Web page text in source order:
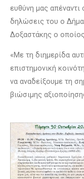
ευθύνη μας απέναντι
δηλώσεις του ο
Δοξαστάκης ο
«Με τη διημερίδα
επιστημονική
να αναδείξουμε τη
βιώσιμης